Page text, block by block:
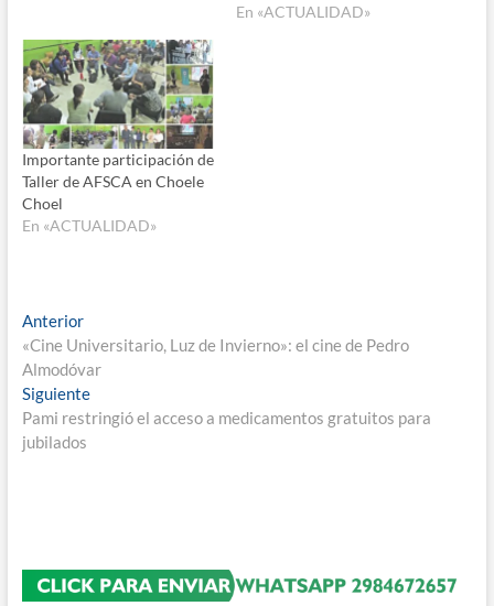
En «ACTUALIDAD»
Importante participación de
Taller de AFSCA en Choele
Choel
En «ACTUALIDAD»
Navegación
de
entradas
AnteriorEntrada
anterior:
«Cine Universitario, Luz de Invierno»: el cine de Pedro
Almodóvar
SiguienteEntrada
siguiente:
Pami restringió el acceso a medicamentos gratuitos para
jubilados